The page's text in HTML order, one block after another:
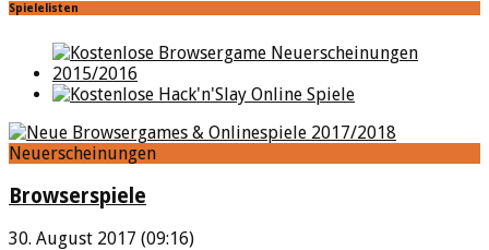
Spielelisten
Neuerscheinungen
Browserspiele
30. August 2017 (09:16)